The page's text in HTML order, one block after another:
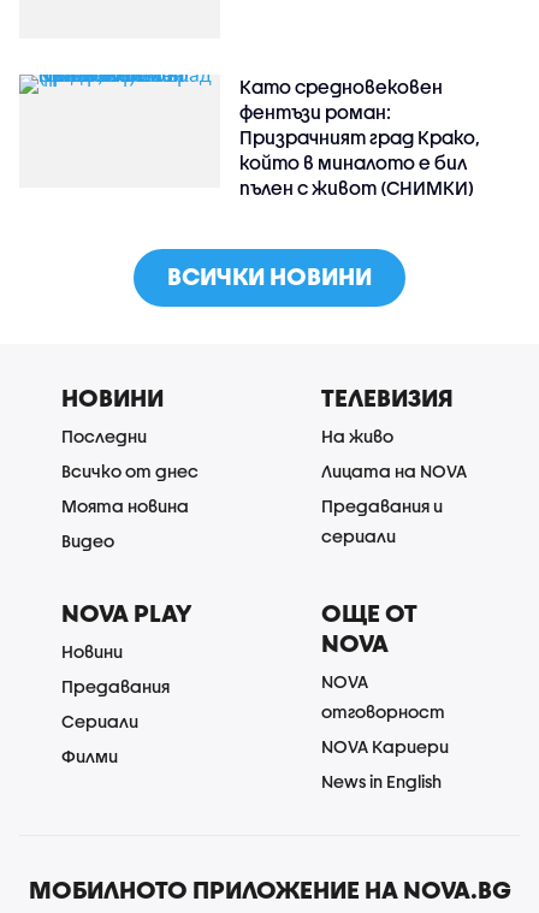
Като средновековен
фентъзи роман:
Призрачният град Крако,
който в миналото е бил
пълен с живот (СНИМКИ)
ВСИЧКИ НОВИНИ
НОВИНИ
Последни
Всичко от днес
Моята новина
Видео
ТЕЛЕВИЗИЯ
На живо
Лицата на NOVA
Предавания и
сериали
NOVA PLAY
Новини
Предавания
Сериали
Филми
ОЩЕ ОТ
NOVA
NOVA
отговорност
NOVA Кариери
News in English
МОБИЛНОТО ПРИЛОЖЕНИЕ НА NOVA.BG